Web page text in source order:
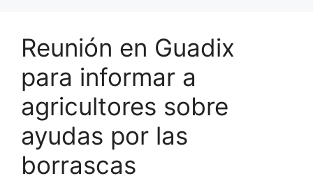
Reunión en Guadix
para informar a
agricultores sobre
ayudas por las
borrascas